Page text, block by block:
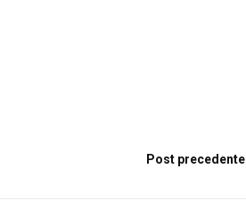
Post precedente